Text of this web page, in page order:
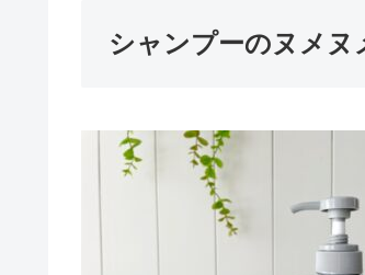
シャンプーのヌメヌ